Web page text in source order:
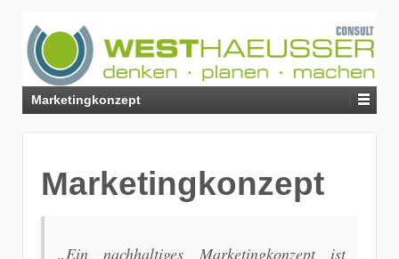
Marketingkonzept
Marketingkonzept
„Ein nachhaltiges Marketingkonzept ist